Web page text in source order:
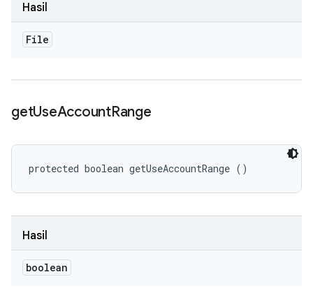
Hasil
File
getUseAccountRange
protected boolean getUseAccountRange ()
Hasil
boolean